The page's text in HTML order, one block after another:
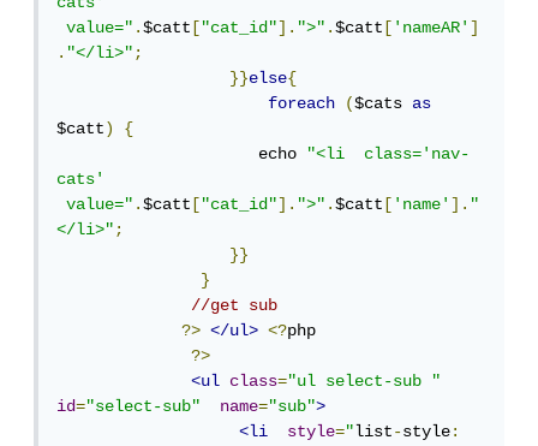
value=".$catt ["cat_id"].">".$catt ['nameAR']
."</li>";
}}else{
foreach
($cats as
$catt)
{
echo "<li  class='nav-
cats'
value=".$catt ["cat_id"].">".$catt ['name']."
</li>";
}}
}
//get sub
?>
</ul> <?php
?>
<ul
class="ul select-sub "
id="select-sub" name="sub">
<li
style="list-style: